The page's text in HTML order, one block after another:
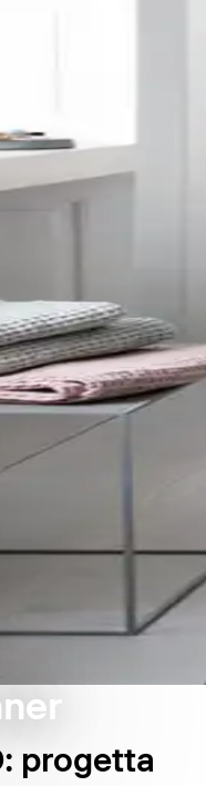
progetta